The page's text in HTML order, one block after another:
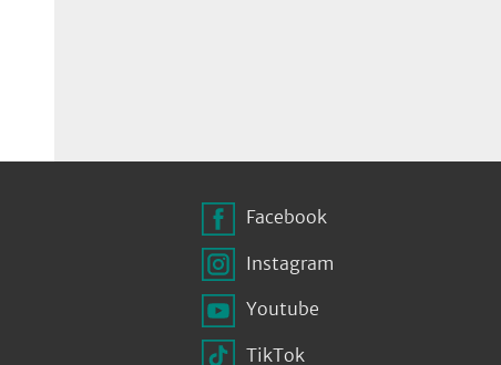
Facebook
Instagram
Youtube
TikTok